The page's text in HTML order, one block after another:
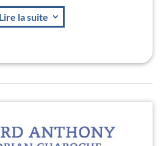
en soi, l’audace d’exister. »
François Roustang
: salvatrice disparition de
fait afin de faire advenir ce qu’il
Lire la suite 3